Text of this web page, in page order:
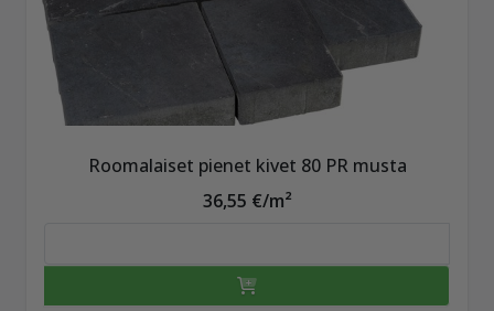
Roomalaiset pienet kivet 80 PR musta
36,55 €/m²